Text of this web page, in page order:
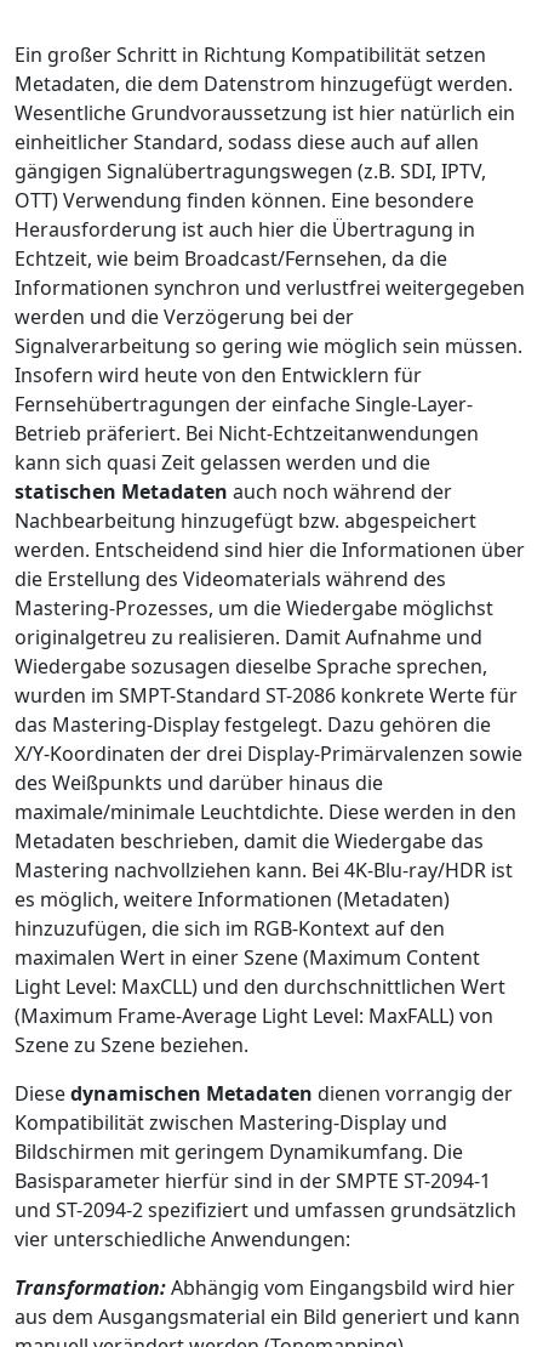
Ein großer Schritt in Richtung Kompatibilität setzen
Metadaten, die dem Datenstrom hinzugefügt werden.
Wesentliche Grundvoraussetzung ist hier natürlich ein
einheitlicher Standard, sodass diese auch auf allen
gängigen Signalübertragungswegen (z.B. SDI, IPTV,
OTT) Verwendung finden können. Eine besondere
Herausforderung ist auch hier die Übertragung in
Echtzeit, wie beim Broadcast/Fernsehen, da die
Informationen synchron und verlustfrei weitergegeben
werden und die Verzögerung bei der
Signalverarbeitung so gering wie möglich sein müssen.
Insofern wird heute von den Entwicklern für
Fernsehübertragungen der einfache Single-Layer-
Betrieb präferiert. Bei Nicht-Echtzeitanwendungen
kann sich quasi Zeit gelassen werden und die
statischen Metadaten auch noch während der
Nachbearbeitung hinzugefügt bzw. abgespeichert
werden. Entscheidend sind hier die Informationen über
die Erstellung des Videomaterials während des
Mastering-Prozesses, um die Wiedergabe möglichst
originalgetreu zu realisieren. Damit Aufnahme und
Wiedergabe sozusagen dieselbe Sprache sprechen,
wurden im SMPT-Standard ST-2086 konkrete Werte für
das Mastering-Display festgelegt. Dazu gehören die
X/Y-Koordinaten der drei Display-Primärvalenzen sowie
des Weißpunkts und darüber hinaus die
maximale/minimale Leuchtdichte. Diese werden in den
Metadaten beschrieben, damit die Wiedergabe das
Mastering nachvollziehen kann. Bei 4K-Blu-ray/HDR ist
es möglich, weitere Informationen (Metadaten)
hinzuzufügen, die sich im RGB-Kontext auf den
maximalen Wert in einer Szene (Maximum Content
Light Level: MaxCLL) und den durchschnittlichen Wert
(Maximum Frame-Average Light Level: MaxFALL) von
Szene zu Szene beziehen.
Diesedynamischen Metadaten dienen vorrangig der
Kompatibilität zwischen Mastering-Display und
Bildschirmen mit geringem Dynamikumfang. Die
Basisparameter hierfür sind in der SMPTE ST-2094-1
und ST-2094-2 spezifiziert und umfassen grundsätzlich
vier unterschiedliche Anwendungen:
Transformation:Abhängig vom Eingangsbild wird hier
aus dem Ausgangsmaterial ein Bild generiert und kann